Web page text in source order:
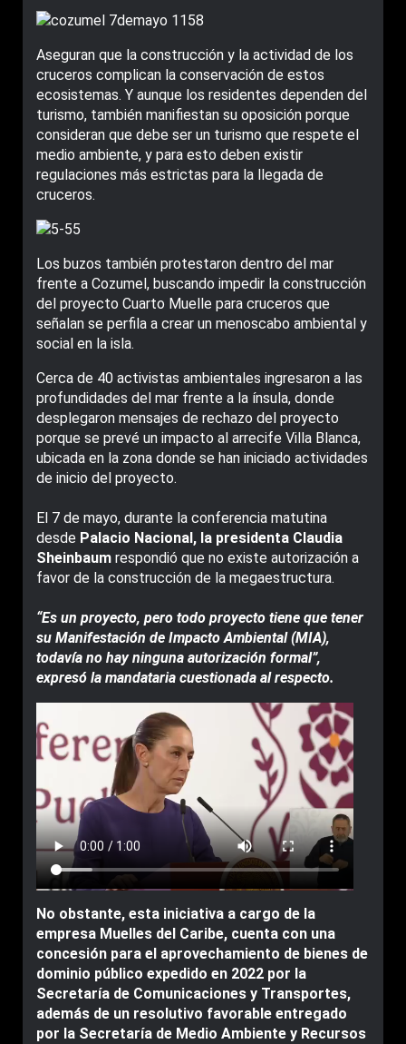
Aseguran que la construcción y la actividad de los
cruceros complican la conservación de estos
ecosistemas. Y aunque los residentes dependen del
turismo, también manifiestan su oposición porque
consideran que debe ser un turismo que respete el
medio ambiente, y para esto deben existir
regulaciones más estrictas para la llegada de
cruceros.
Los buzos también protestaron dentro del mar
frente a Cozumel, buscando impedir la construcción
del proyecto Cuarto Muelle para cruceros que
señalan se perfila a crear un menoscabo ambiental y
social en la isla.
Cerca de 40 activistas ambientales ingresaron a las
profundidades del mar frente a la ínsula, donde
desplegaron mensajes de rechazo del proyecto
porque se prevé un impacto al arrecife Villa Blanca,
ubicada en la zona donde se han iniciado actividades
de inicio del proyecto.
El 7 de mayo, durante la conferencia matutina
desde Palacio Nacional, la presidenta Claudia
Sheinbaum respondió que no existe autorización a
favor de la construcción de la megaestructura.
“Es un proyecto, pero todo proyecto tiene que tener
su Manifestación de Impacto Ambiental (MIA),
todavía no hay ninguna autorización formal”,
expresó la mandataria cuestionada al respecto.
No obstante, esta iniciativa a cargo de la
empresa Muelles del Caribe, cuenta con una
concesión para el aprovechamiento de bienes de
dominio público expedido en 2022 por la
Secretaría de Comunicaciones y Transportes,
además de un resolutivo favorable entregado
por la Secretaría de Medio Ambiente y Recursos